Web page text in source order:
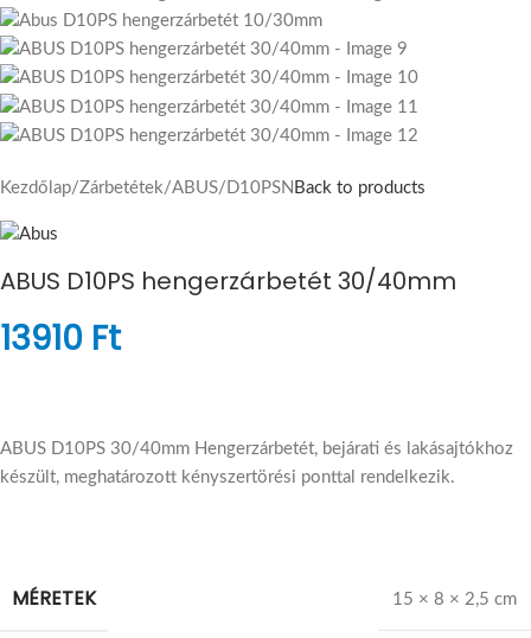
Kezdőlap/Zárbetétek/ABUS/ D10PSN Back to products
ABUS D10PS hengerzárbetét 30/40mm
13910 Ft
ABUS D10PS 30/40mm Hengerzárbetét, bejárati és lakásajtókhoz
készült, meghatározott kényszertörési ponttal rendelkezik.
MÉRETEK 15 × 8 × 2,5 cm